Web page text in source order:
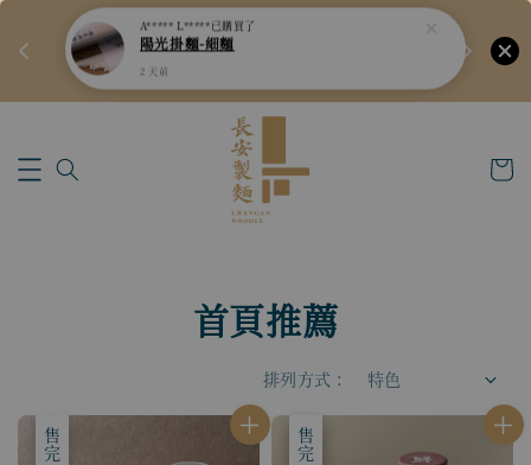
🏆
新會員9折優惠！會員單筆滿$2999享95折！
新品上架
首頁推薦
排列方式 :
售完 優惠
售完